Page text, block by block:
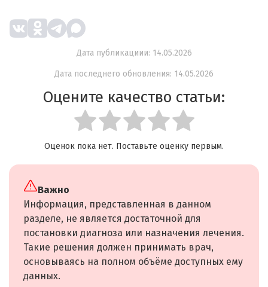
Дата публикациии: 14.05.2026
Дата последнего обновления: 14.05.2026
Оцените качество статьи:
Оценок пока нет. Поставьте оценку первым.
Важно
Информация, представленная в данном
разделе, не является достаточной для
постановки диагноза или назначения лечения.
Такие решения должен принимать врач,
основываясь на полном объёме доступных ему
данных.